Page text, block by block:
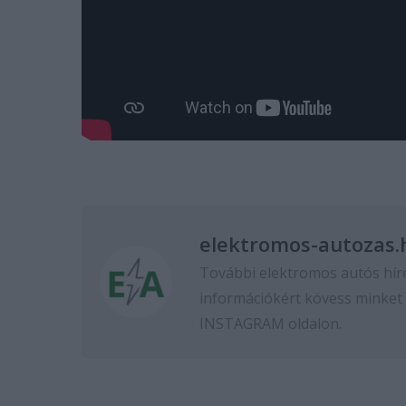
elektromos-
További elektromos autós
információkért kövess minket
INSTAGRAM oldalon.